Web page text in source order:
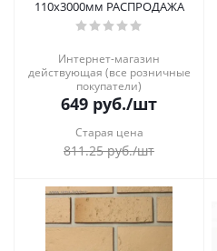
110х3000мм РАСПРОДАЖА
Интернет-магазин
действующая (все розничные
покупатели)
649 руб./шт
Старая цена
811.25руб./шт